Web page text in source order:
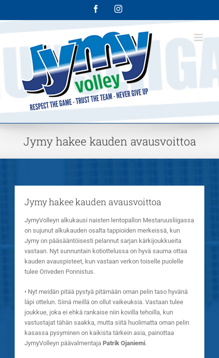
FacebookInstagram
Jymy hakee kauden avausvoittoa
Jymy hakee kauden avausvoittoa
JymyVolleyn alkukausi naisten lentopallon Mestaruusliigassa
on sujunut alkukauden osalta tappioiden merkeissä, kun
Jymy on pääsääntöisesti pelannut sarjan kärkijoukkueita
vastaan. Nyt sunnuntain kotiottelussa on hyvä sauma ottaa
kauden avauspisteet, kun vastaan verkon toiselle puolelle
tulee Oriveden Ponnistus.
• Nyt meidän pitää pystyä pitämään oman pelin taso hyvänä
läpi ottelun. Siinä meillä on ollut vaikeuksia. Vastaan tulee
joukkue, joka ei ehkä rankaise niin kovilla tehoilla, kun
vastustajat tähän saakka, mutta siitä huolimatta oman pelin
kasassa pysyminen on kaikista tärkein asia, painottaa
JymyVolleyn päävalmentaja Patrik Ojaniemi.